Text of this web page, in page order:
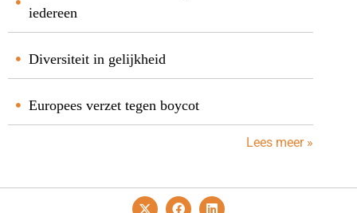
iedereen
Diversiteit in gelijkheid
Europees verzet tegen boycot
Lees meer »